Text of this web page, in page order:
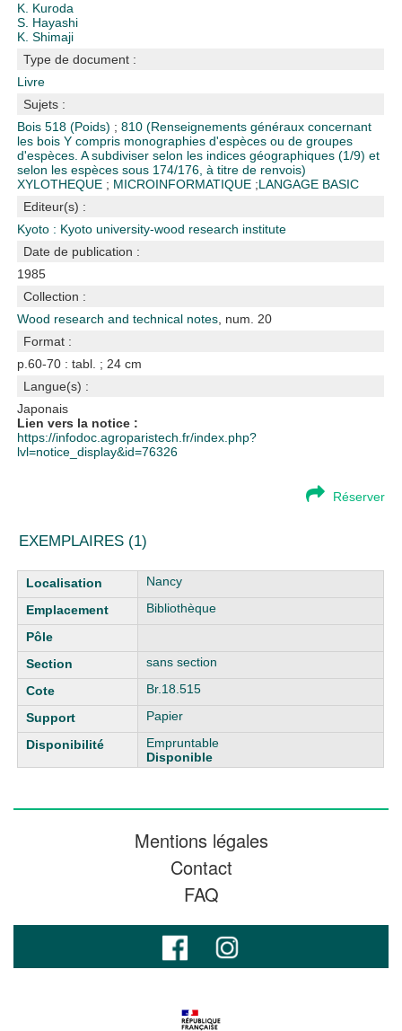
K. Kuroda
S. Hayashi
K. Shimaji
Type de document :
Livre
Sujets :
Bois518 (Poids) ;810 (Renseignements généraux concernant
les bois Y compris monographies d'espèces ou de groupes
d'espèces. A subdiviser selon les indices géographiques (1/9) et
selon les espèces sous 174/176, à titre de renvois)
XYLOTHEQUE ; MICROINFORMATIQUE ;LANGAGE BASIC
Editeur(s) :
Kyoto : Kyoto university-wood research institute
Date de publication :
1985
Collection :
Wood research and technical notes , num. 20
Format :
p.60-70 : tabl. ; 24 cm
Langue(s) :
Japonais
Lien vers la notice :
https://infodoc.agroparistech.fr/index.php?
lvl=notice_display&id=76326
Réserver
EXEMPLAIRES (1)
Liste des exemplaires
Nancy
Bibliothèque
sans section
Br.18.515
Papier
Empruntable
Disponible
Mentions légales
Contact
FAQ